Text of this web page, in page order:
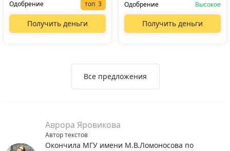
Одобрение
топ
Получить деньги
Одобрение
Высокое
Получить деньги
Все предложения
Аврора Яровикова
Автор текстов
Окончила МГУ имени М.В.Ломоносова по